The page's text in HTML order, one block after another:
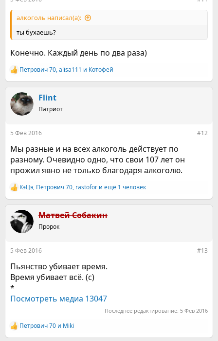
алкоголь написал(а):
ты бухаешь?
Конечно. Каждый день по два раза)
Р
е
к
ц
и
Петрович 70,alisa111 и Котофей
Flint
Патриот
5 Фев 2016 #12
Мы разные и на всех алкоголь действует по
разному. Очевидно одно, что свои 107 лет он
прожил явно не только благодаря алкоголю.
Р
е
к
ц
и
КэЦэ, Петрович 70, rastofor и ещё 1 человек
Матвей Собакин
Пророк
5 Фев 2016 #13
Пьянство убивает время.
Время убивает всё. (с)
*
Посмотреть медиа 13047
Последнее редактирование: 5 Фев 2016
Р
е
Петрович 70 и Miki